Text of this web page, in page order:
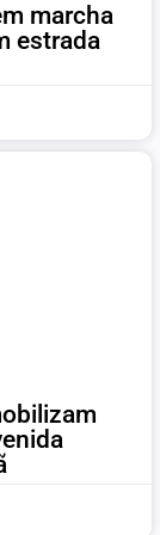
marcha
estrada